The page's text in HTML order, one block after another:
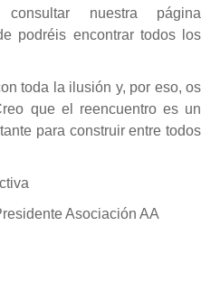
nuestra página
podréis encontrar todos los
toda la ilusión y, por eso, os
que el reencuentro es un
para construir entre todos
Asociación AA